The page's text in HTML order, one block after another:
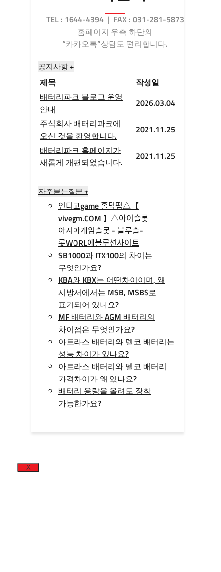
TEL : 1644-4394 | FAX : 031-281-5873
홈페이지 우측 하단의
“카카오톡”상담도 편리합니다.
공지사항 +
제목
작성일
배터리파크 블로그 운영
안내
2026.03.04
주식회사 배터리파크에
오신 것을 환영합니다.
2021.11.25
배터리파크 홈페이지가
새롭게 개편되었습니다.
2021.11.25
자주묻는질문 +
인디­고game 홀­덤펍△【
vivegm.COM 】△아이슬롯
아시아게임슬­롯 - 블루슬­
롯WORL에볼루션사이트
SB1000과 ITX100의 차이는
무엇인가요?
KBA와 KBX는 어떤차이이며, 왜
시방서에서는 MSB, MSBS로
표기되어 있나요?
MF 배터리와 AGM 배터리의
차이점은 무엇인가요?
아트라스 배터리와 델코 배터리는
성능 차이가 있나요?
아트라스 배터리와 델코 배터리
가격차이가 왜 있나요?
배터리 용량을 올려도 장착
가능한가요?
X